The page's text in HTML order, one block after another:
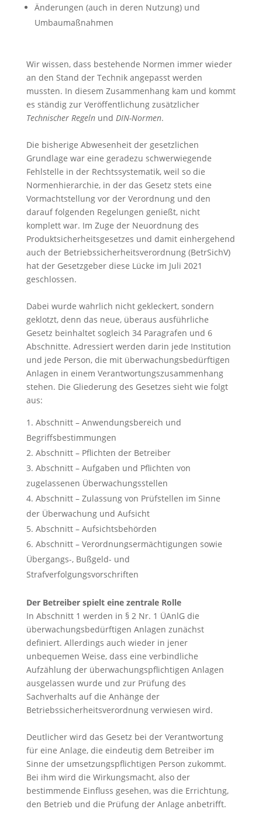
Änderungen (auch in deren Nutzung) und
Umbaumaßnahmen
Wir wissen, dass bestehende Normen immer wieder
an den Stand der Technik angepasst werden
mussten. In diesem Zusammenhang kam und kommt
es ständig zur Veröffentlichung zusätzlicher
Technischer Regelnund DIN-Normen.
Die bisherige Abwesenheit der gesetzlichen
Grundlage war eine geradezu schwerwiegende
Fehlstelle in der Rechtssystematik, weil so die
Normenhierarchie, in der das Gesetz stets eine
Vormachtstellung vor der Verordnung und den
darauf folgenden Regelungen genießt, nicht
komplett war. Im Zuge der Neuordnung des
Produktsicherheitsgesetzes und damit einhergehend
auch der Betriebssicherheitsverordnung (BetrSichV)
hat der Gesetzgeber diese Lücke im Juli 2021
geschlossen.
Dabei wurde wahrlich nicht gekleckert, sondern
geklotzt, denn das neue, überaus ausführliche
Gesetz beinhaltet sogleich 34 Paragrafen und 6
Abschnitte. Adressiert werden darin jede Institution
und jede Person, die mit überwachungsbedürftigen
Anlagen in einem Verantwortungszusammenhang
stehen. Die Gliederung des Gesetzes sieht wie folgt
aus:
Abschnitt – Anwendungsbereich und
Begriffsbestimmungen
Abschnitt – Pflichten der Betreiber
Abschnitt – Aufgaben und Pflichten von
zugelassenen Überwachungsstellen
Abschnitt – Zulassung von Prüfstellen im Sinne
der Überwachung und Aufsicht
Abschnitt – Aufsichtsbehörden
Abschnitt – Verordnungsermächtigungen sowie
Übergangs-, Bußgeld- und
Strafverfolgungsvorschriften
Der Betreiber spielt eine zentrale Rolle
In Abschnitt 1 werden in § 2 Nr. 1 ÜAnlG die
überwachungsbedürftigen Anlagen zunächst
definiert. Allerdings auch wieder in jener
unbequemen Weise, dass eine verbindliche
Aufzählung der überwachungspflichtigen Anlagen
ausgelassen wurde und zur Prüfung des
Sachverhalts auf die Anhänge der
Betriebssicherheitsverordnung verwiesen wird.
Deutlicher wird das Gesetz bei der Verantwortung
für eine Anlage, die eindeutig dem Betreiber im
Sinne der umsetzungspflichtigen Person zukommt.
Bei ihm wird die Wirkungsmacht, also der
bestimmende Einfluss gesehen, was die Errichtung,
den Betrieb und die Prüfung der Anlage anbetrifft.